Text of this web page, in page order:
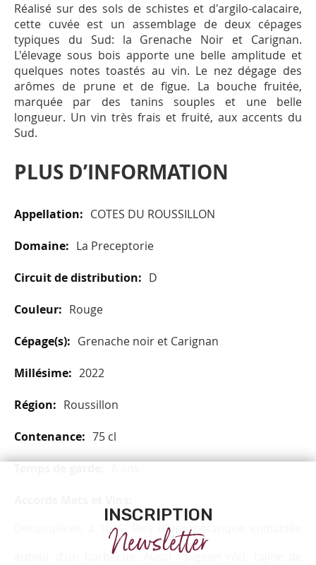
Réalisé sur des sols de schistes et d'argilo-calacaire,
cette cuvée est un assemblage de deux cépages
typiques du Sud: la Grenache Noir et Carignan.
L'élevage sous bois apporte une belle amplitude et
quelques notes toastés au vin. Le nez dégage des
arômes de prune et de figue. La bouche fruitée,
marquée par des tanins souples et une belle
longueur. Un vin très frais et fruité, aux accents du
Sud.
PLUS D’INFORMATION
Plus
d’information
COTES DU ROUSSILLON
La Preceptorie
D
Rouge
Grenache noir et Carignan
2022
Roussillon
75 cl
Décomplexé, à 16°C, lors d'une pétanque endiablée
autour d’un barbecue. Aussi : pigeon rôti, tajine de
INSCRIPTION
Newsletter